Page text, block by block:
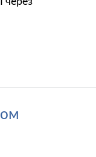
через